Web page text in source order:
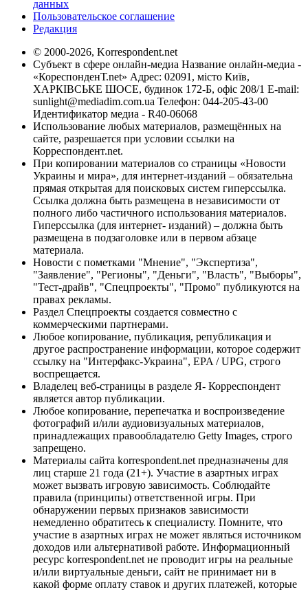
данных
Пользовательское соглашение
Редакция
© 2000-2026, Korrespondent.net
Субъект в сфере онлайн-медиа Название онлайн-медиа -
«КореспонденТ.net» Адрес: 02091, місто Київ,
ХАРКІВСЬКЕ ШОСЕ, будинок 172-Б, офіс 208/1 E-mail:
sunlight@mediadim.com.ua Телефон: 044-205-43-00
Идентификатор медиа - R40-06068
Использование любых материалов, размещённых на
сайте, разрешается при условии ссылки на
Корреспондент.net.
При копировании материалов со страницы «Новости
Украины и мира», для интернет-изданий – обязательна
прямая открытая для поисковых систем гиперссылка.
Ссылка должна быть размещена в независимости от
полного либо частичного использования материалов.
Гиперссылка (для интернет- изданий) – должна быть
размещена в подзаголовке или в первом абзаце
материала.
Новости с пометками "Мнение", "Экспертиза",
"Заявление", "Регионы", "Деньги", "Власть", "Выборы",
"Тест-драйв", "Спецпроекты", "Промо" публикуются на
правах рекламы.
Раздел Спецпроекты создается совместно с
коммерческими партнерами.
Любое копирование, публикация, републикация и
другое распространение информации, которое содержит
ссылку на "Интерфакс-Украина", EPA / UPG, строго
воспрещается.
Владелец веб-страницы в разделе Я- Корреспондент
является автор публикации.
Любое копирование, перепечатка и воспроизведение
фотографий и/или аудиовизуальных материалов,
принадлежащих правообладателю Getty Images, строго
запрещено.
Материалы сайта korrespondent.net предназначены для
лиц старше 21 года (21+). Участие в азартных играх
может вызвать игровую зависимость. Соблюдайте
правила (принципы) ответственной игры. При
обнаружении первых признаков зависимости
немедленно обратитесь к специалисту. Помните, что
участие в азартных играх не может являться источником
доходов или альтернативой работе. Информационный
ресурс korrespondent.net не проводит игры на реальные
и/или виртуальные деньги, сайт не принимает ни в
какой форме оплату ставок и других платежей, которые